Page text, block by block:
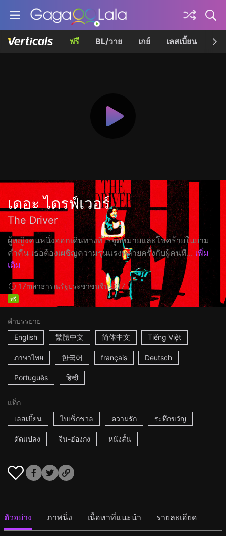
ฟรี BL/วาย เกย์ เลสเบี้ยน เค
เดอะ ไดรฟ์เวอร์
The Driver
ผู้หญิงคนหนึ่งออกเดินทางที่ไร้จุดหมายและโชคร้ายในยาม
ค่ำคืน เธอต้องเผชิญความรุนแรงหลายครั้งกับผู้คนที... เพิ่ม
เติม
17mสาธารณรัฐประชาชนจีน2017
ฟรี
คำบรรยาย
English
繁體中文 简体中文 Tiếng Việt
ภาษาไทย 한국어 français Deutsch
Português हिन्दी
แท็ก
เลสเบี้ยน
ไบเซ็กชวล ความรัก ระทึกขวัญ
ดัดแปลง จีน-ฮ่องกง หนังสั้น
ตัวอย่าง ภาพนิ่ง เนื้อหาที่แนะนำ รายละเอียด